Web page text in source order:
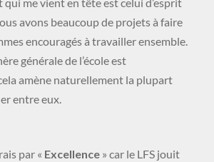
avons beaucoup de projets à faire
encouragés à travailler ensemble.
générale de l’école est
amène naturellement la plupart
entre eux.
par « Excellence » car le LFS jouit